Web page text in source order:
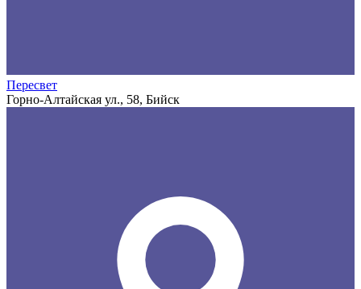
Пересвет
Горно-Алтайская ул., 58, Бийск